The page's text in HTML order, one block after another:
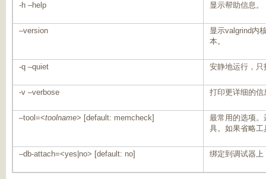
-h –help 显示帮助信息。
–version 显示valgrind内
本。
-q –quiet 安静地运行，
-v –verbose 打印更详细的信
–tool=<toolname> [default: memcheck]
最常用的选项。
具。如果省略
–db-attach=<yes|no> [default: no] 绑定到调试器